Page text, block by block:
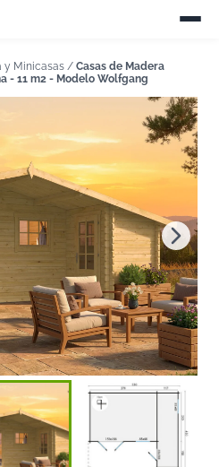
y Minicasas / Casas de Madera
- 11 m2 - Modelo Wolfgang